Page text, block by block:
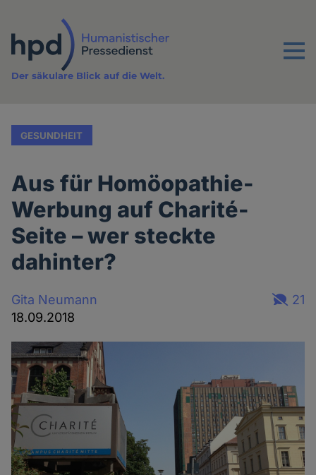
Inhalt
Menu
Der säkulare Blick auf die Welt.
GESUNDHEIT
Aus für Homöopathie-
Werbung auf Charité-
Seite – wer steckte
dahinter?
Gita Neumann
18.09.2018
21